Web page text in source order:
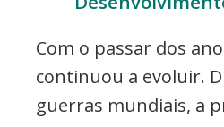
Com o passar dos
continuou a evoluir.
guerras mundiais, a